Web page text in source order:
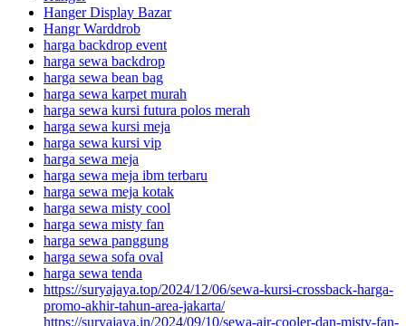
Hanger Display Bazar
Hangr Warddrob
harga backdrop event
harga sewa backdrop
harga sewa bean bag
harga sewa karpet murah
harga sewa kursi futura polos merah
harga sewa kursi meja
harga sewa kursi vip
harga sewa meja
harga sewa meja ibm terbaru
harga sewa meja kotak
harga sewa misty cool
harga sewa misty fan
harga sewa panggung
harga sewa sofa oval
harga sewa tenda
https://suryajaya.top/2024/12/06/sewa-kursi-crossback-harga-
promo-akhir-tahun-area-jakarta/
https://suryajaya.in/2024/09/10/sewa-air-cooler-dan-misty-fan-